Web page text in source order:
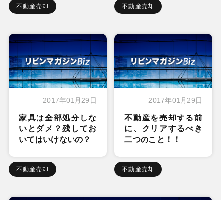
不動産売却 不動産売却
2017年01月29日
家具は全部処分しな
いとダメ？残してお
いてはいけないの？
不動産売却
2017年01月29日
不動産を売却する前
に、クリアするべき
二つのこと！！
不動産売却